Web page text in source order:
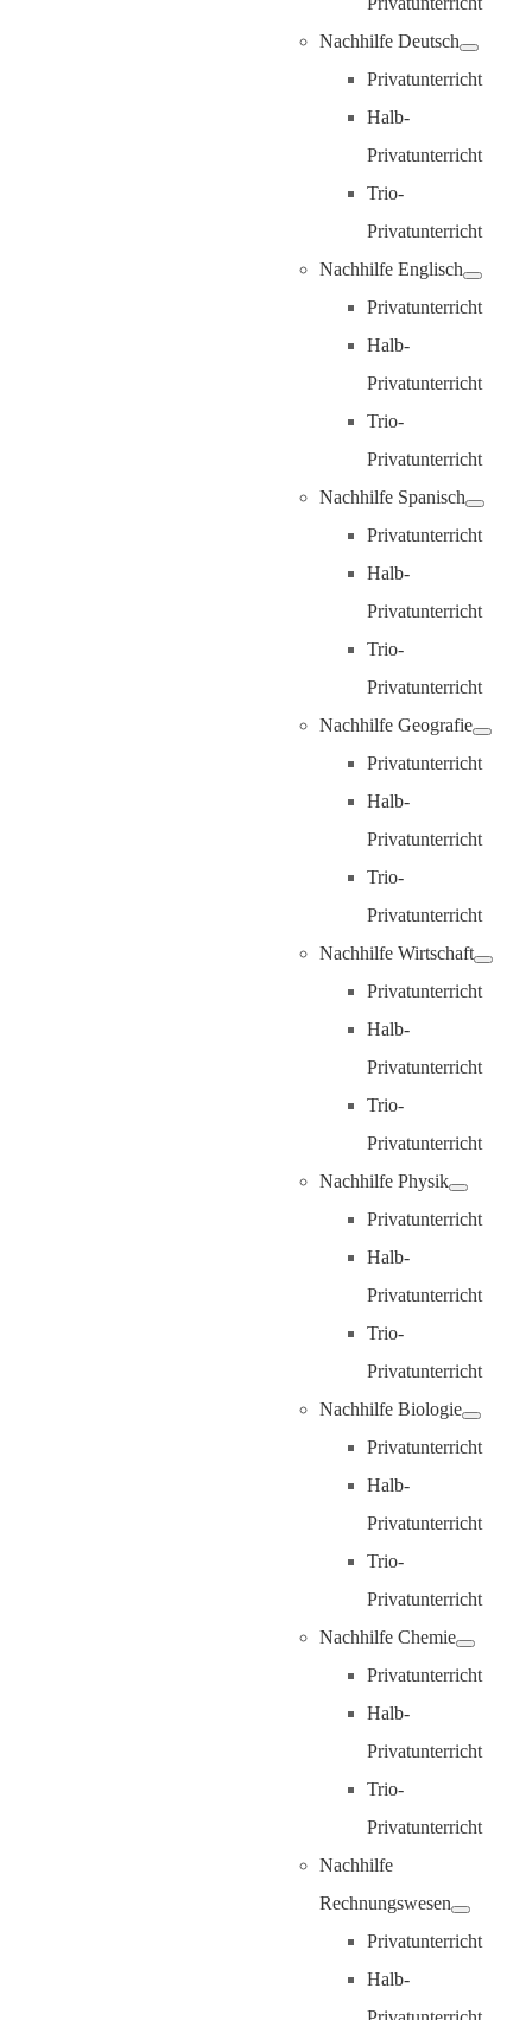
Nachhilfe Deutsch
Privatunterricht
Halb-
Privatunterricht
Trio-
Privatunterricht
Nachhilfe Englisch
Privatunterricht
Halb-
Privatunterricht
Trio-
Privatunterricht
Nachhilfe Spanisch
Privatunterricht
Halb-
Privatunterricht
Trio-
Privatunterricht
Nachhilfe Geografie
Privatunterricht
Halb-
Privatunterricht
Trio-
Privatunterricht
Nachhilfe Wirtschaft
Privatunterricht
Halb-
Privatunterricht
Trio-
Privatunterricht
Nachhilfe Physik
Privatunterricht
Halb-
Privatunterricht
Trio-
Privatunterricht
Nachhilfe Biologie
Privatunterricht
Halb-
Privatunterricht
Trio-
Privatunterricht
Nachhilfe Chemie
Privatunterricht
Halb-
Privatunterricht
Trio-
Privatunterricht
Nachhilfe
Rechnungswesen
Privatunterricht
Halb-